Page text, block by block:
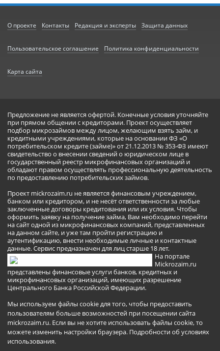
О проекте Контакты Редакция и эксперты Защита данных
Пользовательское соглашение Политика конфиденциальности
Карта сайта
Предложение не является офертой. Конечные условия уточняйте
при прямом общении с кредиторами. Проект осуществляет
подбор микрозаймов между лицом, желающим взять займ, и
кредитными учреждениями, которые на основании ФЗ «О
потребительском кредите (займе)» от 21.12.2013 № 353-ФЗ имеют
свидетельство о внесении сведений о юридическом лице в
государственный реестр микрофинансовых организаций и
обладают правом осуществлять профессиональную деятельность
по предоставлению потребительских займов.
Проект mickrozaim.ru не является финансовым учреждением,
банком или кредитором, и не несёт ответственности за любые
заключенные договоры кредитования или их условия. Чтобы
оформить заявку на получение займа, Вам необходимо перейти
на сайт одной из микрофинансовых компаний, представленных
на данном сайте, и уже там пройти регистрацию и
аутентификацию, внести необходимые личные и контактные
данные. Сервис предназначен для лиц старше 18 лет.
На портале
Mickrozaim.ru
представлены финансовые услуги банков, кредитных и
микрофинансовых организаций, имеющих разрешение
Центрального Банка Российской Федерации.
Мы используем файлы cookie для того, чтобы предоставить
пользователям больше возможностей при посещении сайта
mickrozaim.ru. Если вы не хотите использовать файлы cookie, то
можете изменить настройки браузера. Подробности об условиях
использования.